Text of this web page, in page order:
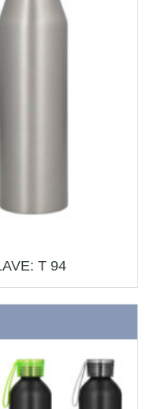
T 94